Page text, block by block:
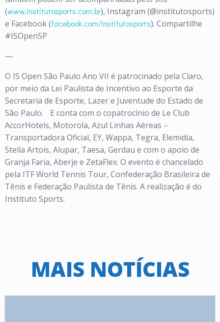
(www.institutosports.com.br), Instagram (@institutosports)
e Facebook (facebook.com/institutosports). Compartilhe
#ISOpenSP
—
O IS Open São Paulo Ano VII é patrocinado pela Claro,
por meio da Lei Paulista de Incentivo ao Esporte da
Secretaria de Esporte, Lazer e Juventude do Estado de
São Paulo. E conta com o copatrocínio de Le Club
AccorHotels, Motorola, Azul Linhas Aéreas –
Transportadora Oficial, EY, Wappa, Tegra, Elemidia,
Stella Artois, Alupar, Taesa, Gerdau e com o apoio de
Granja Faria, Aberje e ZetaFlex. O evento é chancelado
pela ITF World Tennis Tour, Confederação Brasileira de
Tênis e Federação Paulista de Tênis. A realização é do
Instituto Sports.
MAIS NOTÍCIAS